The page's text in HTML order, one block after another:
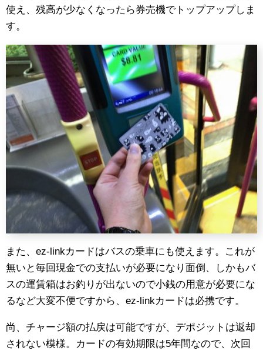
使え、残高が少なくなったら券売機でトップアップしま
す。
また、ez-linkカードはバスの乗車にも使えます。これが
無いと毎回現金での支払いが必要になり面倒、しかもバ
スの運賃箱はお釣りが出ないので小銭の用意が必要にな
るなど大変不便ですから、ez-linkカードは必携です。
尚、チャージ額の払戻は可能ですが、デポジットは返却
されない模様。カードの有効期限は5年間なので、次回